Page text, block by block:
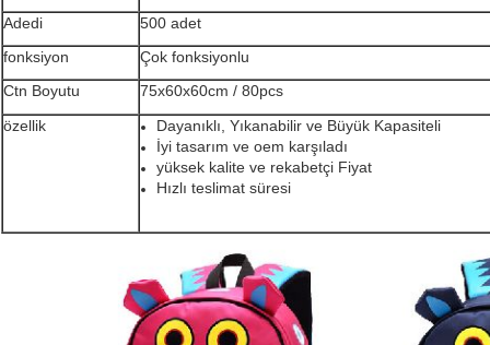
Adedi
500 adet
fonksiyon
Çok fonksiyonlu
Ctn Boyutu
75x60x60cm / 80pcs
özellik
Dayanıklı, Yıkanabilir ve Büyük Kapasiteli
İyi tasarım ve oem karşıladı
yüksek kalite ve rekabetçi Fiyat
Hızlı teslimat süresi